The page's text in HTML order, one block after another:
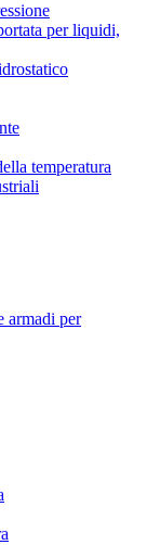
per liquidi,
temperatura
armadi per